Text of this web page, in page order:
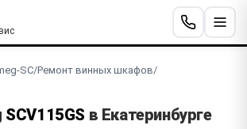
SC/Ремонт винных шкафов/
SCV115GS в Екатеринбурге